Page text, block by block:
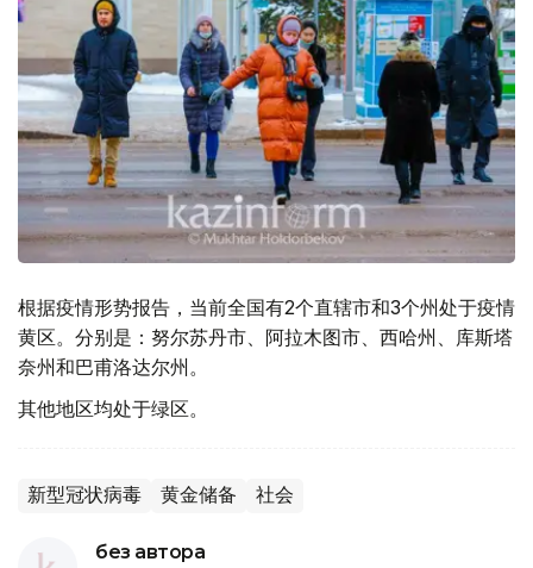
根据疫情形势报告，当前全国有2个直辖市和3个州处于疫情
黄区。分别是：努尔苏丹市、阿拉木图市、西哈州、库斯塔
奈州和巴甫洛达尔州。
其他地区均处于绿区。
新型冠状病毒 黄金储备 社会
без автора